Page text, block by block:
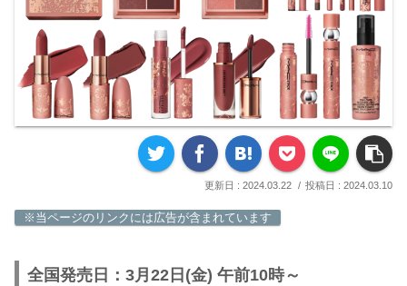
2024.03.22 2024.03.10
※当ページのリンクには広告が含まれています
全国発売日 ：3月22日(金) 午前10時～